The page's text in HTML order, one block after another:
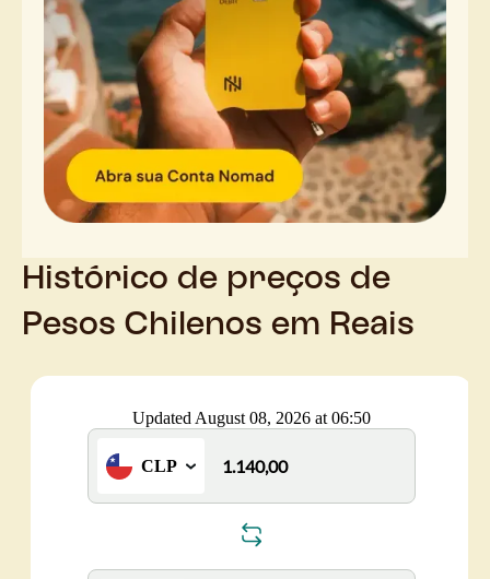
Histórico de preços de
Pesos Chilenos em Reais